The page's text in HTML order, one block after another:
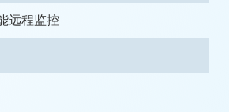
远程监控